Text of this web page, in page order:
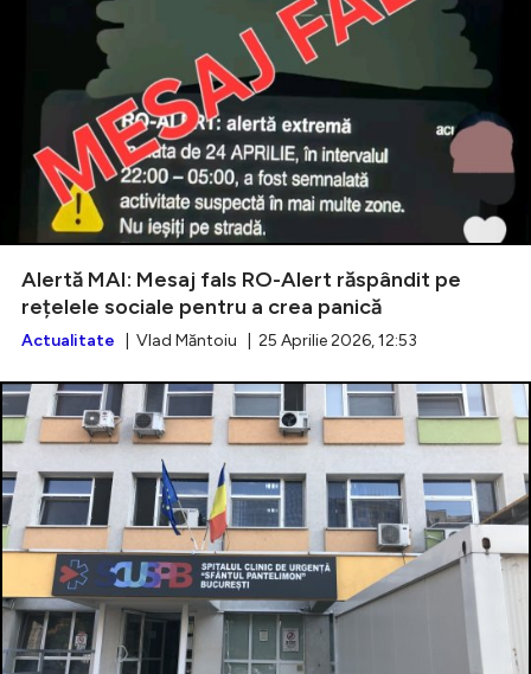
Alertă MAI: Mesaj fals RO-Alert răspândit pe
rețelele sociale pentru a crea panică
Actualitate | Vlad Măntoiu | 25 Aprilie 2026, 12:53